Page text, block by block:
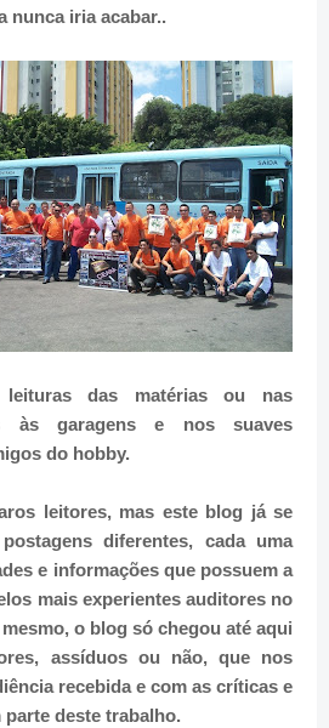
nunca iria acabar..
das matérias ou nas
às garagens e nos suaves
do hobby.
leitores, mas este blog já se
diferentes, cada uma
e informações que possuem a
mais experientes auditores no
o blog só chegou até aqui
assíduos ou não, que nos
recebida e com as críticas e
deste trabalho.